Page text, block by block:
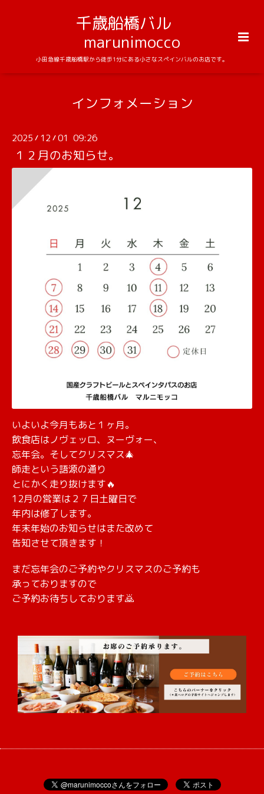
千歳船橋バル
marunimocco
小田急線千歳船橋駅から徒歩1分にある小さなスペインバルのお店です。
インフォメーション
2025 / 12 /01 09:26
１２月のお知らせ。
いよいよ今月もあと１ヶ月。
飲食店はノヴェッロ、ヌーヴォー、
忘年会。 そしてクリスマス🎄
師走という語源の通り
とにかく走り抜けます🔥
12月の営業は２７日土曜日で
年内は修了します。
年末年始のお知らせはまた改めて
告知させて頂きます！
まだ忘年会のご予約やクリスマスのご予約も
承っておりますので
ご予約お待ちしております🙇